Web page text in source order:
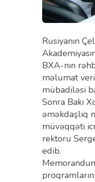
Rusiyanın
BXA-nın
məlumat
mübadiləsi
Sonra Bakı
əməkdaşlıq
müvəqqəti
rektoru
edib.